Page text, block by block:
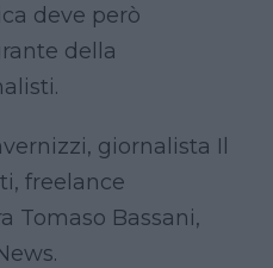
deve però
della
giornalista Il
freelance
Tomaso Bassani,